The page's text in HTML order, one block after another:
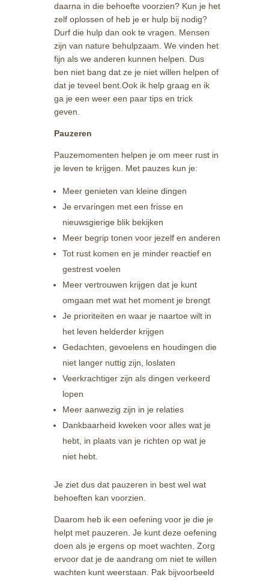
daarna in die behoefte voorzien? Kun je het
zelf oplossen of heb je er hulp bij nodig?
Durf die hulp dan ook te vragen. Mensen
zijn van nature behulpzaam. We vinden het
fijn als we anderen kunnen helpen. Dus
ben niet bang dat ze je niet willen helpen of
dat je teveel bent.Ook ik help graag en ik
ga je een weer een paar tips en trick
geven.
Pauzeren
Pauzemomenten helpen je om meer rust in
je leven te krijgen. Met pauzes kun je:
Meer genieten van kleine dingen
Je ervaringen met een frisse en
nieuwsgierige blik bekijken
Meer begrip tonen voor jezelf en anderen
Tot rust komen en je minder reactief en
gestrest voelen
Meer vertrouwen krijgen dat je kunt
omgaan met wat het moment je brengt
Je prioriteiten en waar je naartoe wilt in
het leven helderder krijgen
Gedachten, gevoelens en houdingen die
niet langer nuttig zijn, loslaten
Veerkrachtiger zijn als dingen verkeerd
lopen
Meer aanwezig zijn in je relaties
Dankbaarheid kweken voor alles wat je
hebt, in plaats van je richten op wat je
niet hebt.
Je ziet dus dat pauzeren in best wel wat
behoeften kan voorzien.
Daarom heb ik een oefening voor je die je
helpt met pauzeren. Je kunt deze oefening
doen als je ergens op moet wachten. Zorg
ervoor dat je de aandrang om niet te willen
wachten kunt weerstaan. Pak bijvoorbeeld